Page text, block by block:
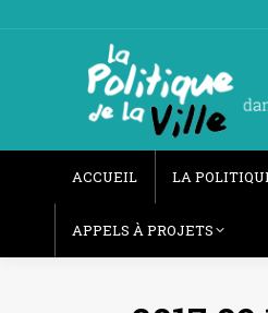
ACCUEIL LA
APPELS À PROJETS